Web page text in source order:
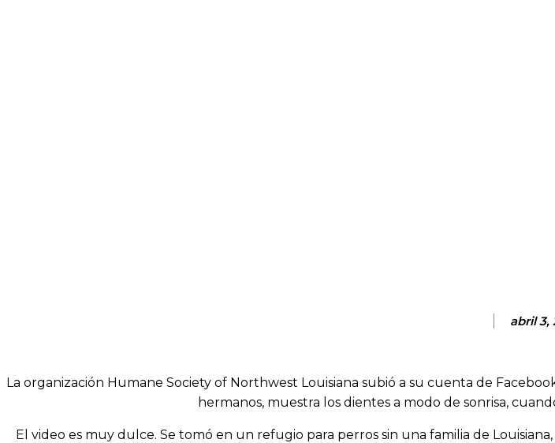
abril 3,
La organización Humane Society of Northwest Louisiana subió a su cuenta de
hermanos, muestra los dientes a modo de sonrisa,
El video es muy dulce. Se tomó en un refugio para perros sin una familia de